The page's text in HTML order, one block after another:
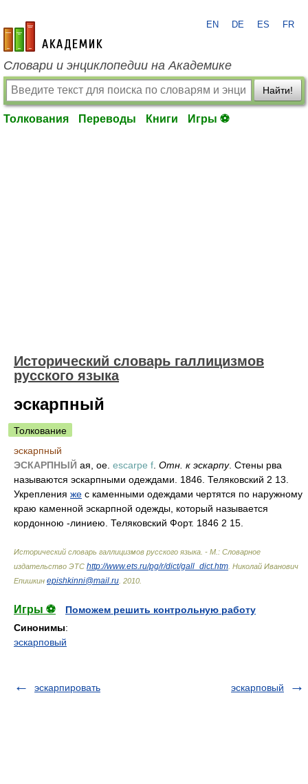
academic.ru
EN DE ES FR
Словари и энциклопедии на Академике
Найти!
Толкования Переводы Книги Игры ⚽
Исторический словарь галлицизмов
русского языка
эскарпный
Толкование
эскарпный
ЭСКАРПНЫЙ ая, ое. escarpe f Отн. к эскарпу. Стены рва
называются эскарпными одеждами. 1846. Теляковский 2 13.
Укрепления же с каменными одеждами чертятся по наружному
краю каменной эскарпной одежды, который называется
кордонною -линиею. Теляковский Форт. 1846 2 15.
Исторический словарь галлицизмов русского языка. - М.: Словарное
издательство ЭТС http://www.ets.ru/pg/r/dict/gall_dict.htm Николай Иванович
Епишкин epishkinni@mail.ru 2010
Игры ⚽
Поможем решить контрольную работу
Синонимы:
эскарповый
эскарпировать эскарповый